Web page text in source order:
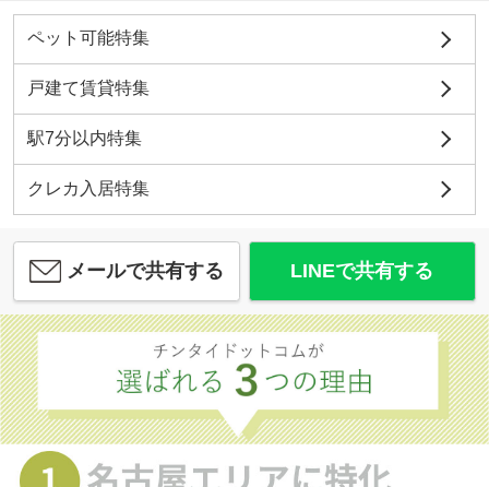
ペット可能特集
戸建て賃貸特集
駅7分以内特集
クレカ入居特集
メールで共有する LINEで共有する